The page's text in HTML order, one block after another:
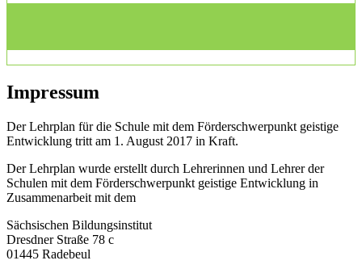
Impressum
Der Lehrplan für die Schule mit dem Förderschwerpunkt geistige
Entwicklung tritt am 1. August 2017 in Kraft.
Der Lehrplan wurde erstellt durch Lehrerinnen und Lehrer der
Schulen mit dem Förderschwerpunkt geistige Entwicklung in
Zusammenarbeit mit dem
Sächsischen Bildungsinstitut
Dresdner Straße 78 c
01445 Radebeul